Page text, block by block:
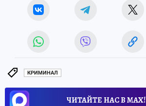
КРИМИНАЛ
ЧИТАЙТЕ НАС В МАХ!